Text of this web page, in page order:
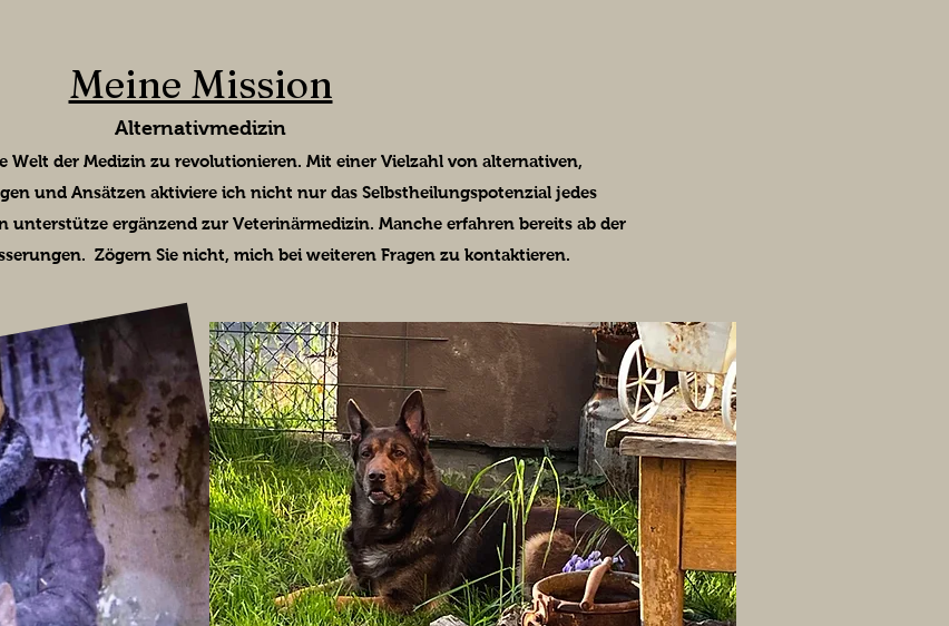
Meine Mission
Alternativmedizin
Welt der Medizin zu revolutionieren. Mit einer Vielzahl von alternativen,
und Ansätzen aktiviere ich nicht nur das Selbstheilungspotenzial jedes
unterstütze ergänzend zur Veterinärmedizin. Manche erfahren bereits ab der
Zögern Sie nicht, mich bei weiteren Fragen zu kontaktieren.